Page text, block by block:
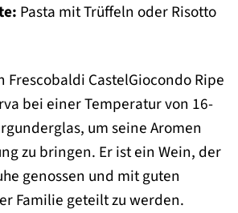
Pasta mit Trüffeln oder Risotto
Frescobaldi CastelGiocondo Ripe
bei einer Temperatur von 16-
um seine Aromen
zu bringen. Er ist ein Wein, der
genossen und mit guten
Familie geteilt zu werden.